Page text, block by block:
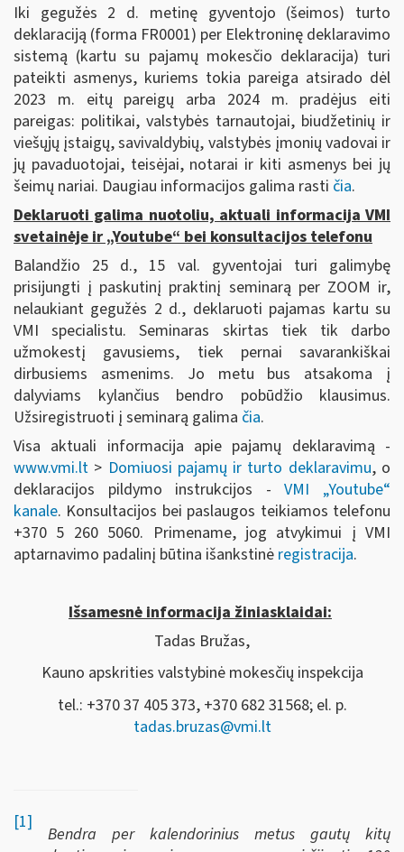
Iki gegužės 2 d. metinę gyventojo (šeimos) turto
deklaraciją (forma FR0001) per Elektroninę deklaravimo
sistemą (kartu su pajamų mokesčio deklaracija) turi
pateikti asmenys, kuriems tokia pareiga atsirado dėl
2023 m. eitų pareigų arba 2024 m. pradėjus eiti
pareigas: politikai, valstybės tarnautojai, biudžetinių ir
viešųjų įstaigų, savivaldybių, valstybės įmonių vadovai ir
jų pavaduotojai, teisėjai, notarai ir kiti asmenys bei jų
šeimų nariai. Daugiau informacijos galima rasti čia.
Deklaruoti galima nuotoliu, aktuali informacija VMI
svetainėje ir „Youtube“ bei konsultacijos telefonu
Balandžio 25 d., 15 val. gyventojai turi galimybę
prisijungti į paskutinį praktinį seminarą per ZOOM ir,
nelaukiant gegužės 2 d., deklaruoti pajamas kartu su
VMI specialistu. Seminaras skirtas tiek tik darbo
užmokestį gavusiems, tiek pernai savarankiškai
dirbusiems asmenims. Jo metu bus atsakoma į
dalyviams kylančius bendro pobūdžio klausimus.
Užsiregistruoti į seminarą galima čia.
Visa aktuali informacija apie pajamų deklaravimą -
www.vmi.lt > Domiuosi pajamų ir turto deklaravimu, o
deklaracijos pildymo instrukcijos -VMI „Youtube“
kanale. Konsultacijos bei paslaugos teikiamos telefonu
+370 5 260 5060. Primename, jog atvykimui į VMI
aptarnavimo padalinį būtina išankstinė registracija.
Išsamesnė informacija žiniasklaidai:
Tadas Bružas,
Kauno apskrities valstybinė mokesčių inspekcija
tel.: +370 37 405 373, +370 682 31568; el. p.
tadas.bruzas@vmi.lt
[1]
Bendra per kalendorinius metus gautų kitų